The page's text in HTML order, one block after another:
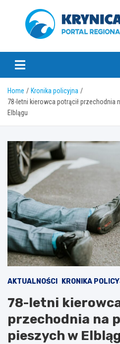
Home
Kronika policyjna
78-letni kierowca potrącił przechodnia
Elblągu
AKTUALNOŚCI KRONIKA
78-letni
przechodnia na
pieszych w